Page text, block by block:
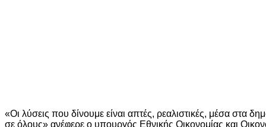
«Οι λύσεις που δίνουμε είναι απτές, ρεαλιστικές, μέσα στα
σε όλους» ανέφερε ο υπουργός Εθνικής Οικονομίας και